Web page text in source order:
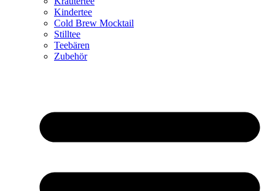
Kindertee
Cold Brew Mocktail
Stilltee
Teebären
Zubehör